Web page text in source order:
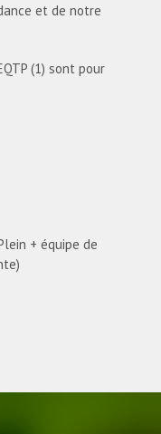
et de notre
(1) sont pour
+ équipe de